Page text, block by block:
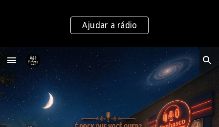
Skip to main content
Ajudar a rádio